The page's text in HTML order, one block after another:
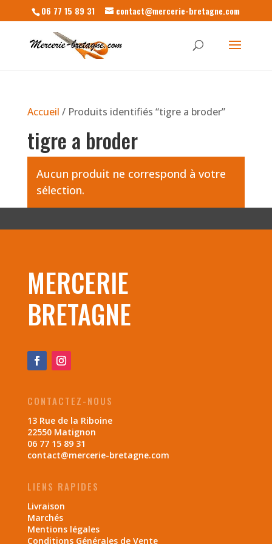
06 77 15 89 31 contact@mercerie-bretagne.com
Accueil / Produits identifiés “tigre a broder”
tigre a broder
Aucun produit ne correspond à votre
sélection.
MERCERIE
BRETAGNE
CONTACTEZ-NOUS
13 Rue de la Riboine
22550 Matignon
06 77 15 89 31
contact@mercerie-bretagne.com
LIENS RAPIDES
Livraison
Marchés
Mentions légales
Conditions Générales de Vente